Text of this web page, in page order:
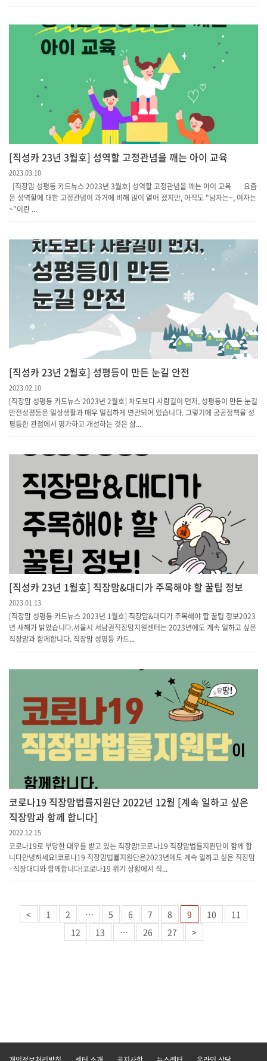
[직성카 23년 3월호] 성역할 고정관념을 깨는 아이 교육
2023.03.10
[직장맘 성평등 카드뉴스 2023년 3월호] 성역할 고정관념을 깨는 아이 교육 요즘
은 성역할에 대한 고정관념이 과거에 비해 많이 옅어 졌지만, 아직도 "남자는~, 여자는
~"이란 ...
[직성카 23년 2월호] 성평등이 만든 눈길 안전
2023.02.10
[직장맘 성평등 카드뉴스 2023년 2월호] 차도보다 사람길이 먼저, 성평등이 만든 눈길
안전성평등은 일상생활과 매우 밀접하게 연관되어 있습니다. 그렇기에 공공정책을 성
평등한 관점에서 평가하고 개선하는 것은 삶...
[직성카 23년 1월호] 직장맘&대디가 주목해야 할 꿀팁 정보
2023.01.13
[직장맘 성평등 카드뉴스 2023년 1월호] 직장맘&대디가 주목해야 할 꿀팁 정보2023
년 새해가 밝았습니다.서울시 서남권직장맘지원센터는 2023년에도 계속 일하고 싶은
직장맘과 함께합니다. 직장맘 성평등 카드...
코로나19 직장맘법률지원단 2022년 12월 [계속 일하고 싶은
직장맘과 함께 합니다]
2022.12.15
코로나19로 부당한 대우를 받고 있는 직장맘!코로나19 직장맘법률지원단이 함께 합
니다안녕하세요!코로나19 직장맘법률지원단은2023년에도 계속 일하고 싶은 직장맘
·직장대디와 함께합니다!코로나19 위기 상황에서 직...
< 1 2 … 5 6 7 8 9 10
11
12
13 … 26 27 >